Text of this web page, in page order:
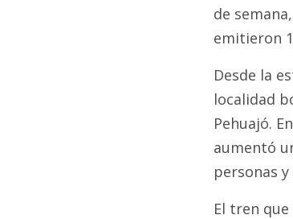
de
emitieron
Desde la
localidad
Pehuajó.
aumentó
personas y
El tren